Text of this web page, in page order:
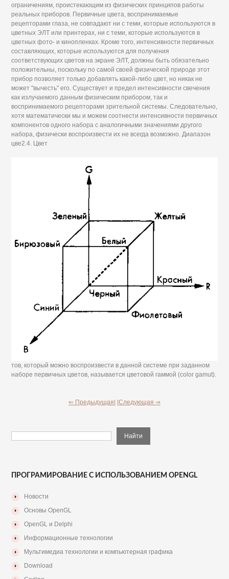
ограничениям, проистекающим из физических принципов работы
реальных приборов. Первичные цвета, воспринимаемые
рецепторами глаза, не совпадают ни с теми, которые используются в
цветных ЭЛТ или принтерах, ни с теми, которые используются в
цветных фото- и кинопленках. Кроме того, интенсивности первичных
составляющих, которые используются для получения
соответствующих цветов на экране ЭЛТ, должны быть обязательно
положительны, поскольку по самой своей физической природе этот
прибор позволяет только добавлять какой-либо цвет, но никак не
может "вычесть" его. Существует и предел интенсивности свечения
как излучаемого данным физическим прибором, так и
воспринимаемого рецепторами зрительной системы. Следовательно,
хотя математически мы и можем соотнести интенсивности первичных
компонентов одного набора с аналогичными значениями другого
набора, физически воспроизвести их не всегда возможно. Диапазон
цве2.4. Цвет
тов, который можно воспроизвести в данной системе при заданном
наборе первичных цветов, называется цветовой гаммой (color gamut).
⇐ Предыдущая| |Следующая ⇒
ПРОГРАМИРОВАНИЕ С ИСПОЛЬЗОВАНИЕМ OPENGL
Новости
Основы OpenGL
OpenGL и Delphi
Информационные технологии
Мультимедиа технологии и компьютерная графика
Download